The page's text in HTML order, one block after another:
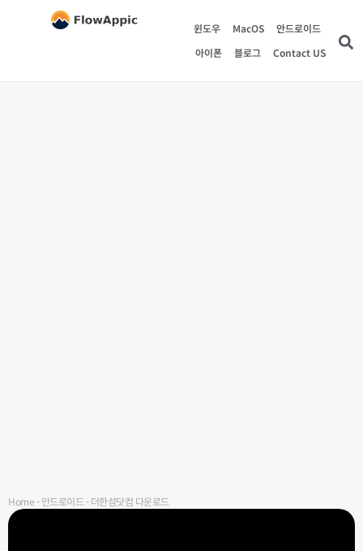
윈도우 MacOS
안드로이드
아이폰
블로그 Contact US
Home-안드로이드-더한섬닷컴 다운로드